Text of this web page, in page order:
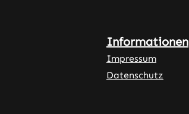
Informationen
Impressum
Datenschutz